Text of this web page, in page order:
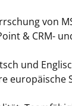
von
& CRM-
und
europäische